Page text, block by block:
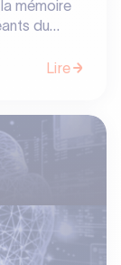
mémoire
du
En
aux œufs
Lire